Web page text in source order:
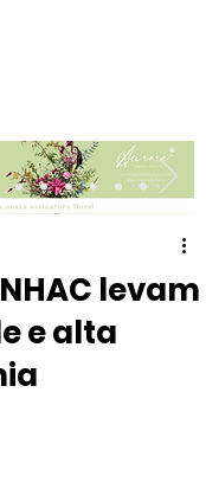
levam
e alta
de 5 estrelas.